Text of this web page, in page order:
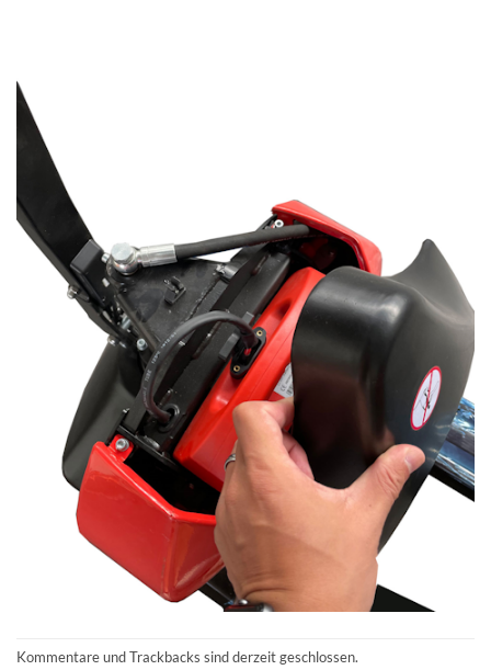
Kommentare und Trackbacks sind derzeit geschlossen.